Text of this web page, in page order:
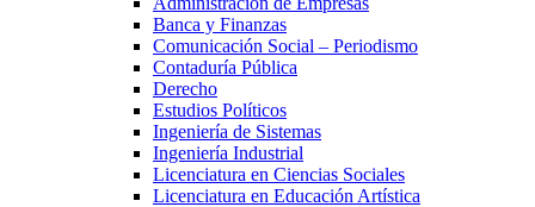
Banca y Finanzas
Comunicación Social – Periodismo
Contaduría Pública
Derecho
Estudios Políticos
Ingeniería de Sistemas
Ingeniería Industrial
Licenciatura en Ciencias Sociales
Licenciatura en Educación Artística